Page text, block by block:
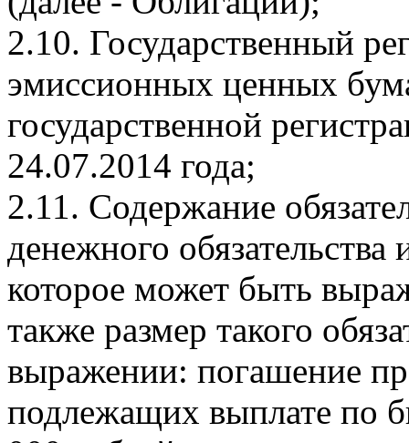
2.10. Государственный
эмиссионных ценных
государственной
24.07.2014 года;
2.11. Содержание
денежного обязательства
которое может быть
также размер такого
выражении: погашение
подлежащих выплате по